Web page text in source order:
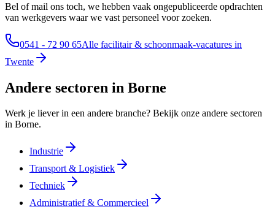
Bel of mail ons toch, we hebben vaak ongepubliceerde opdrachten
van werkgevers waar we vast personeel voor zoeken.
0541 - 72 90 65Alle facilitair & schoonmaak-vacatures in
Twente
Andere sectoren in Borne
Werk je liever in een andere branche? Bekijk onze andere sectoren
in Borne.
Industrie
Transport & Logistiek
Techniek
Administratief & Commercieel